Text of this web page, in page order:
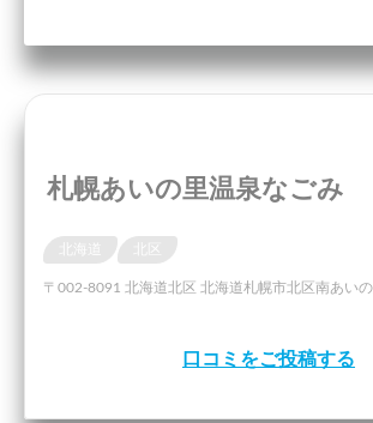
札幌あいの里温泉なごみ
北区
〒002-8091 北海道北区 北海道札幌市北区南あい
口コミをご投稿する